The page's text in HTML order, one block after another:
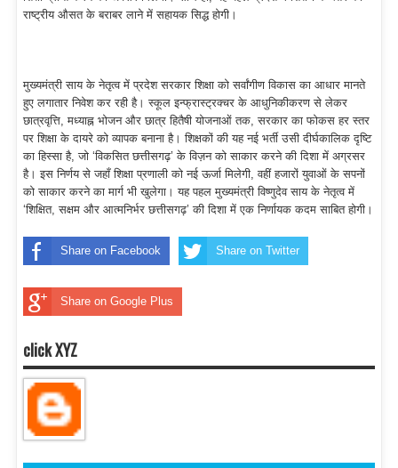
राष्ट्रीय औसत के बराबर लाने में सहायक सिद्ध होगी।
मुख्यमंत्री साय के नेतृत्व में प्रदेश सरकार शिक्षा को सर्वांगीण विकास का आधार मानते
हुए लगातार निवेश कर रही है। स्कूल इन्फ्रास्ट्रक्चर के आधुनिकीकरण से लेकर
छात्रवृत्ति, मध्याह्न भोजन और छात्र हितैषी योजनाओं तक, सरकार का फोकस हर स्तर
पर शिक्षा के दायरे को व्यापक बनाना है। शिक्षकों की यह नई भर्ती उसी दीर्घकालिक दृष्टि
का हिस्सा है, जो ‘विकसित छत्तीसगढ़’ के विज़न को साकार करने की दिशा में अग्रसर
है। इस निर्णय से जहाँ शिक्षा प्रणाली को नई ऊर्जा मिलेगी, वहीं हजारों युवाओं के सपनों
को साकार करने का मार्ग भी खुलेगा। यह पहल मुख्यमंत्री विष्णुदेव साय के नेतृत्व में
‘शिक्षित, सक्षम और आत्मनिर्भर छत्तीसगढ़’ की दिशा में एक निर्णायक कदम साबित होगी।
Share on Facebook Share on Twitter
Share on Google Plus
click XYZ